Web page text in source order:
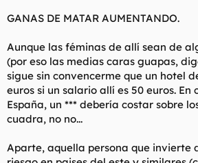
GANAS DE MATAR AUMENTANDO.
Aunque las féminas de allí sean de
(por eso las medias caras guapas,
sigue sin convencerme que un hotel
euros si un salario allí es 50 euros. En
España, un *** debería costar sobre
cuadra, no no...
Aparte, aquella persona que invierte